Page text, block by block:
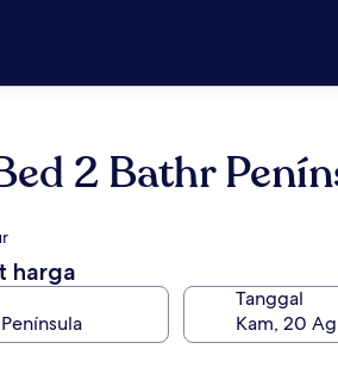
2 Bathr
harga
Tanggal